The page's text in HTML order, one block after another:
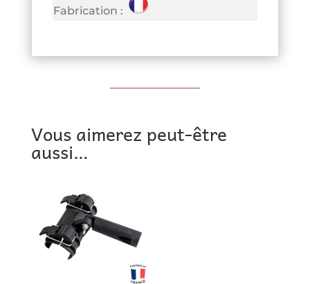
Fabrication :
Vous aimerez peut-être
aussi…